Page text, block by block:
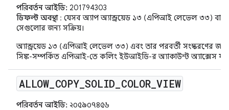
পরিবর্তন আইডি: 201794303
ডিফল্ট অবস্থা: যেসব অ্যাপ অ্যান্ড্রয়েড ১৩ (এপিআই লেভেল ৩৩) বা
সেগুলোর জন্য সক্রিয়।
অ্যান্ড্রয়েড ১৩ (এপিআই লেভেল ৩৩) এবং তার পরবর্তী সংস্করণের
সিঙ্ক-সম্পর্কিত এপিআই-তে কলিং ইউআইডি-র অ্যাকাউন্ট অ্যাক্সেস
ALLOW_ COPY_SOLID COLOR_VIEW
পরিবর্তন আইডি: ২০৫৯০৭৪৫৬